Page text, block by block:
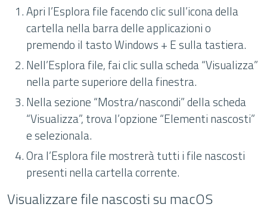
Apri l’Esplora file facendo clic sull’icona della
cartella nella barra delle applicazioni o
premendo il tasto Windows + E sulla tastiera.
Nell’Esplora file, fai clic sulla scheda “Visualizza”
nella parte superiore della finestra.
Nella sezione “Mostra/nascondi” della scheda
“Visualizza”, trova l’opzione “Elementi nascosti”
e selezionala.
Ora l’Esplora file mostrerà tutti i file nascosti
presenti nella cartella corrente.
Visualizzare file nascosti su macOS